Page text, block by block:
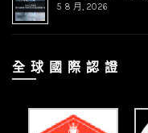
5 8 月, 2026
全 球 國 際 認 證